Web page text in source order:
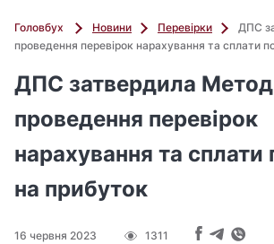
Головбух Новини Перевірки
ДПС
проведення перевірок нарахування та сплати
ДПС затвердила
проведення перевірок
нарахування та сплати
на прибуток
16 червня 2023 1311